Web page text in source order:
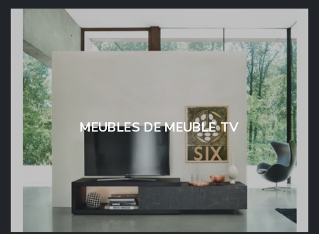
MEUBLES DE MEUBLE TV